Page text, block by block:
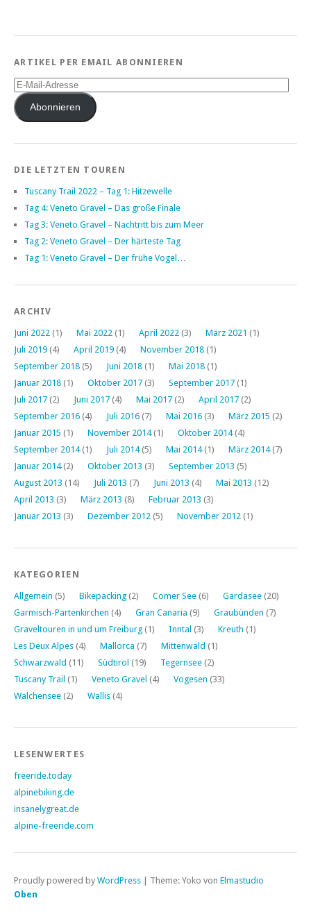
ARTIKEL PER EMAIL ABONNIEREN
E-
Mail-
AdresseAbonnieren
DIE LETZTEN TOUREN
Tuscany Trail 2022 – Tag 1: Hitzewelle
Tag 4: Veneto Gravel – Das große Finale
Tag 3: Veneto Gravel – Nachtritt bis zum Meer
Tag 2: Veneto Gravel – Der härteste Tag
Tag 1: Veneto Gravel – Der frühe Vogel…
ARCHIV
Juni 2022 (1) Mai 2022 (1) April 2022 (3) März 2021 (1)
Juli 2019 (4) April 2019 (4) November 2018 (1)
September 2018 (5) Juni 2018 (1) Mai 2018 (1)
Januar 2018 (1) Oktober 2017 (3) September 2017 (1)
Juli 2017 (2) Juni 2017 (4) Mai 2017 (2) April 2017 (2)
September 2016 (4) Juli 2016 (7) Mai 2016 (3) März 2015 (2)
Januar 2015 (1) November 2014(1) Oktober 2014(4)
September 2014(1) Juli 2014(5) Mai 2014(1) März 2014(7)
Januar 2014(2) Oktober 2013 (3) September 2013 (5)
August 2013 (14) Juli 2013 (7) Juni 2013 (4) Mai 2013 (12)
April 2013 (3) März 2013 (8) Februar 2013 (3)
Januar 2013 (3) Dezember 2012 (5) November 2012 (1)
KATEGORIEN
Allgemein (5) Bikepacking (2) Comer See (6) Gardasee (20)
Garmisch-Partenkirchen (4) Gran Canaria (9) Graubünden (7)
Graveltouren in und um Freiburg (1) Inntal (3) Kreuth (1)
Les Deux Alpes (4) Mallorca (7) Mittenwald (1)
Schwarzwald (11) Südtirol (19) Tegernsee (2)
Tuscany Trail (1) Veneto Gravel (4) Vogesen (33)
Walchensee (2) Wallis (4)
LESENWERTES
freeride.today
alpinebiking.de
insanelygreat.de
alpine-freeride.com
Proudly powered by WordPress Theme: Yoko von Elmastudio
Oben